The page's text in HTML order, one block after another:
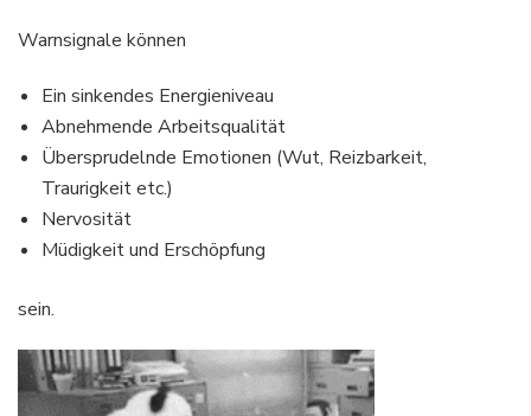
Warnsignale können
Ein sinkendes Energieniveau
Abnehmende Arbeitsqualität
Übersprudelnde Emotionen (Wut, Reizbarkeit,
Traurigkeit etc.)
Nervosität
Müdigkeit und Erschöpfung
sein.